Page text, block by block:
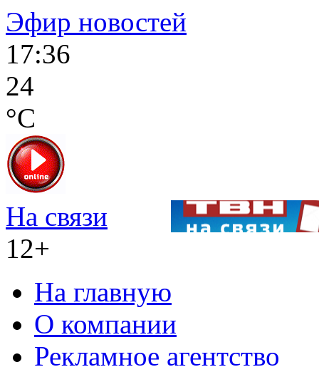
Эфир новостей
17:36
24
°C
На связи
12+
На главную
О компании
Рекламное агентство